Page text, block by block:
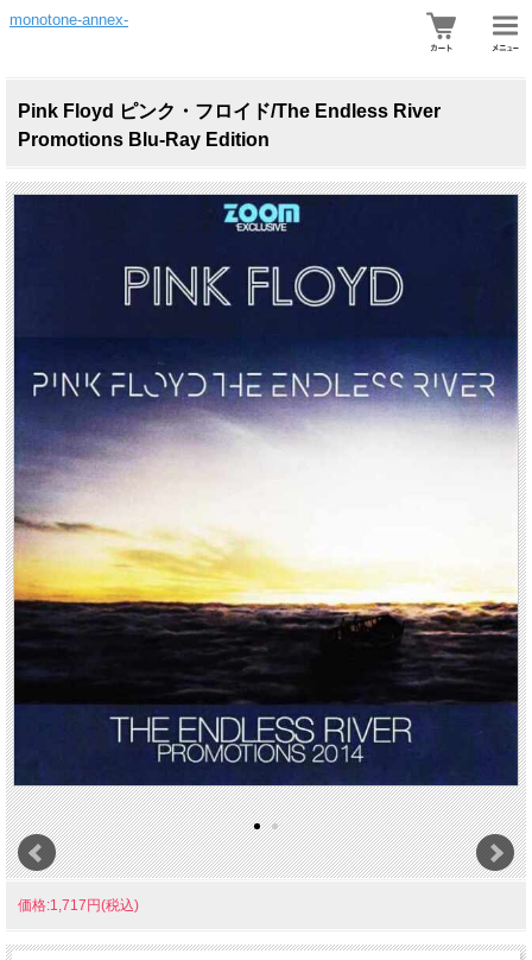
monotone-annex-
Pink Floyd ピンク・フロイド/The Endless River
Promotions Blu-Ray Edition
価格:1,717円(税込)